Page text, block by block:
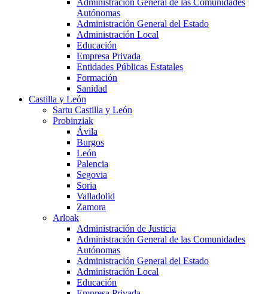
Administración General de las Comunidades
Autónomas
Administración General del Estado
Administración Local
Educación
Empresa Privada
Entidades Públicas Estatales
Formación
Sanidad
Castilla y León
Sartu Castilla y León
Probinziak
Ávila
Burgos
León
Palencia
Segovia
Soria
Valladolid
Zamora
Arloak
Administración de Justicia
Administración General de las Comunidades
Autónomas
Administración General del Estado
Administración Local
Educación